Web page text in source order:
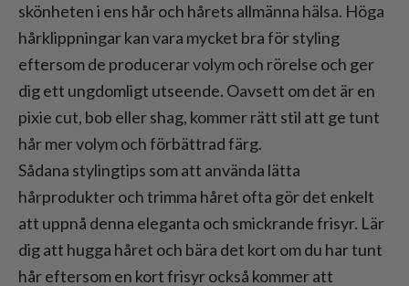
skönheten i ens hår och hårets allmänna hälsa. Höga
hårklippningar kan vara mycket bra för styling
eftersom de producerar volym och rörelse och ger
dig ett ungdomligt utseende. Oavsett om det är en
pixie cut, bob eller shag, kommer rätt stil att ge tunt
hår mer volym och förbättrad färg.
Sådana stylingtips som att använda lätta
hårprodukter och trimma håret ofta gör det enkelt
att uppnå denna eleganta och smickrande frisyr. Lär
dig att hugga håret och bära det kort om du har tunt
hår eftersom en kort frisyr också kommer att